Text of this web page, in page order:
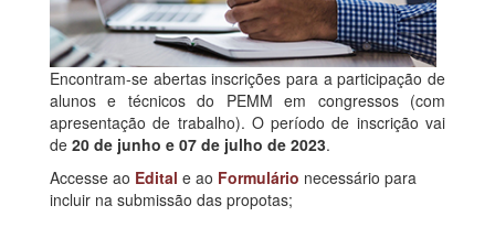
Encontram-se abertas inscrições para a participação de
alunos e técnicos do PEMM em congressos (com
apresentação de trabalho). O período de inscrição vai
de 20 de junho e 07 de julho de 2023.
Accesse ao Edital e ao Formulário necessário para
incluir na submissão das propotas;